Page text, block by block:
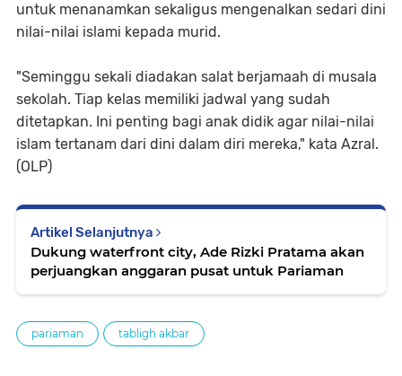
untuk menanamkan sekaligus mengenalkan sedari dini
nilai-nilai islami kepada murid.
"Seminggu sekali diadakan salat berjamaah di musala
sekolah. Tiap kelas memiliki jadwal yang sudah
ditetapkan. Ini penting bagi anak didik agar nilai-nilai
islam tertanam dari dini dalam diri mereka," kata Azral.
(OLP)
Artikel Selanjutnya
Dukung waterfront city, Ade Rizki Pratama akan
perjuangkan anggaran pusat untuk Pariaman
pariaman tabligh akbar